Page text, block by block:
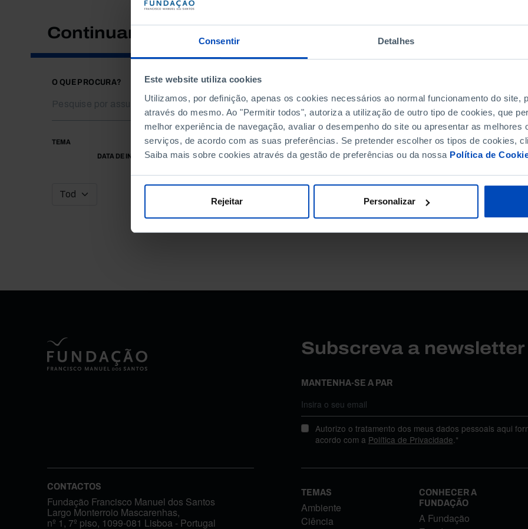
Consentir Detalhes
Este website utiliza cookies
Utilizamos, por definição, apenas os cookies necessários ao normal funcionamento do site,
através do mesmo. Ao "Permitir todos", autoriza a utilização de outro tipo de cookies, que
melhor experiência de navegação, avaliar o desempenho do site ou apresentar as melhores
serviços, de acordo com as suas preferências. Se pretender escolher os tipos de cookies,
Saiba mais sobre cookies através da gestão de preferências ou da nossa Política de
Rejeitar Personalizar
Continuar a pesquisar
O QUE PROCURA?
TEMA
DATA DE INÍCIO
DATA DE FIM
Subscreva a
MANTENHA-SE A PAR
Autorizo o tratamento dos meus dados pessoais aqui
acordo com a Política de Privacidade.*
CONTACTOS
Fundação Francisco Manuel dos Santos
Largo Monterroio Mascarenhas,
nº 1, 7º piso, 1099-081 Lisboa - Portugal
TEMAS
Ambiente
Ciência
CONHECER A
FUNDAÇÃO
A Fundação